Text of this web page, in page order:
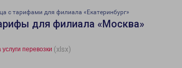
с тарифами для филиала «Екатеринбург»
для филиала «Москва»
перевозки (xlsx)